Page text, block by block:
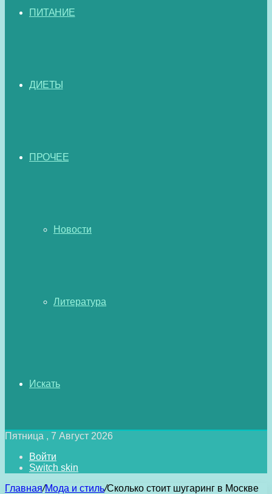
ПИТАНИЕ
ДИЕТЫ
ПРОЧЕЕ
Новости
Литература
Искать
Пятница , 7 Август 2026
Войти
Switch skin
Главная/Мода и стиль/Сколько стоит шугаринг в Москве